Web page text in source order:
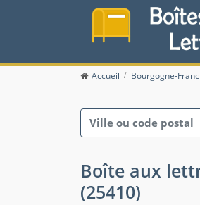
Accueil Bourgogne-
Boîte aux
(25410)